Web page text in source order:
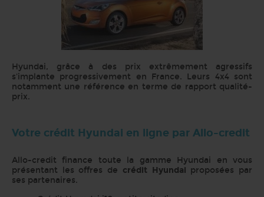
Hyundai, grâce à des prix extrêmement agressifs
s'implante progressivement en France. Leurs 4x4 sont
notamment une référence en terme de rapport qualité-
prix.
Votre crédit Hyundai en ligne par Allo-credit
Allo-credit finance toute la gamme Hyundai en vous
présentant les offres de crédit Hyundai proposées par
ses partenaires.